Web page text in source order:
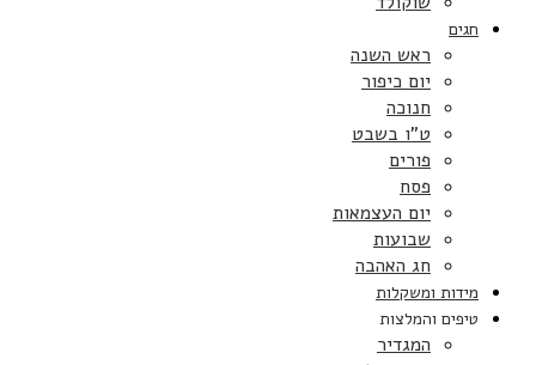
חגים
ראש השנה
יום כיפור
חנוכה
ט”ו בשבט
פורים
פסח
יום העצמאות
שבועות
חג האהבה
מידות ומשקלות
טיפים והמלצות
המגדיר